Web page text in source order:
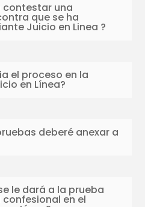
contestar una
que se ha
Juicio en Linea ?
el proceso en la
en Línea?
deberé anexar a
le dará a la prueba
en el